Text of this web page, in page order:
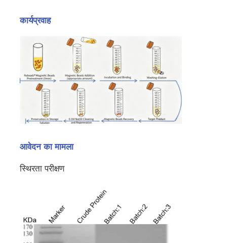
गुणवत्ता नियंत्रण
हमसे संपर्क करें
समाचार
चुंबकीय मोती न्यूक्लिक एसिड निष्कर्षण
डीएनए / आरएनए निष्कर्षण किट
कार्यप्रवाह
आवेदन का मामला
स्थिरता परीक्षण